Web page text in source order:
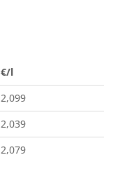
€/l
2,099
2,039
2,079